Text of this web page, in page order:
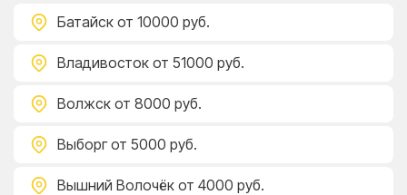
Батайск от 10000 руб.
Владивосток от 51000 руб.
Волжск от 8000 руб.
Выборг от 5000 руб.
Вышний Волочёк от 4000 руб.